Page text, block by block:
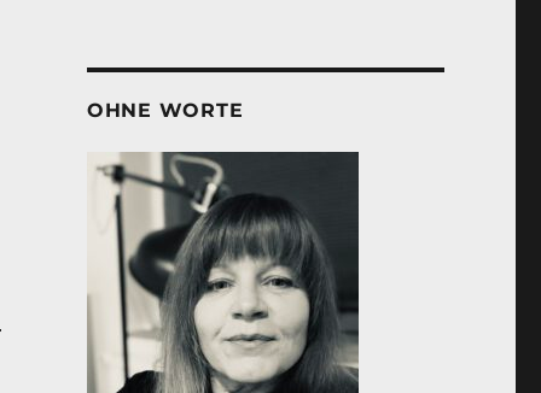
OHNE WORTE